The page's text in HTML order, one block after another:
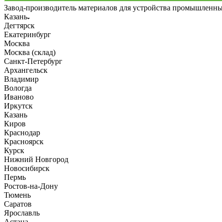
Завод-производитель материалов для устройства
Казань
Дегтярск
Екатеринбург
Москва
Москва (склад)
Санкт-Петербург
Архангельск
Владимир
Вологда
Иваново
Иркутск
Казань
Киров
Краснодар
Красноярск
Курск
Нижний Новгород
Новосибирск
Пермь
Ростов-на-Дону
Тюмень
Саратов
Ярославль